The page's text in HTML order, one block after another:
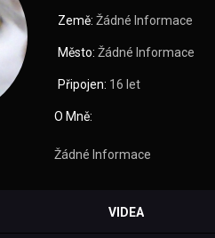
Země: Žádné Informace
Město: Žádné Informace
Připojen: 16 let
O Mně:
Žádné Informace
VIDEA